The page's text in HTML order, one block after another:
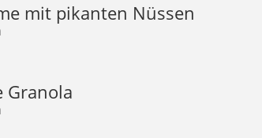
mit pikanten Nüssen
Granola